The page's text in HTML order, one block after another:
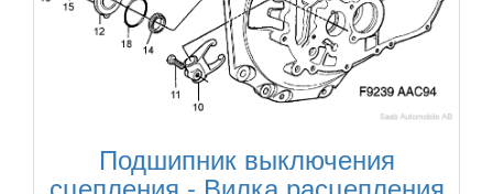
Подшипник выключения